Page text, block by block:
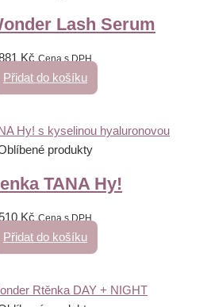
Lash Serum
Kč Cena s DPH
Přidat do košíku
produkty
TANA Hy!
Kč Cena s DPH
Přidat do košíku